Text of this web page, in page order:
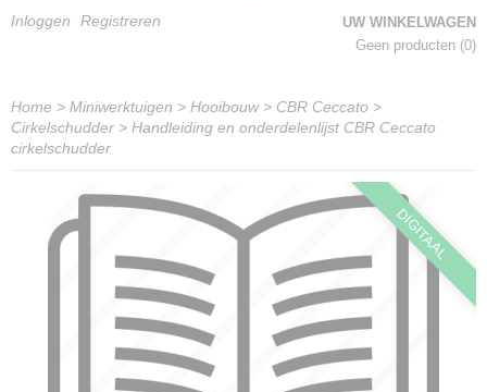
Inloggen Registreren
UW WINKELWAGEN
Geen producten (0)
Home > Miniwerktuigen > Hooibouw> CBR Ceccato >
Cirkelschudder > Handleiding en onderdelenlijst CBR Ceccato
cirkelschudder
DIGITAAL